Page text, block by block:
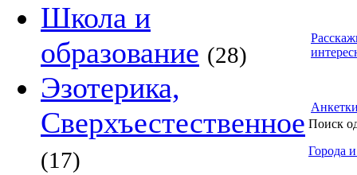
Школа и
образование (28)
Эзотерика,
Сверхъестественное
(17)
Поиск
Города